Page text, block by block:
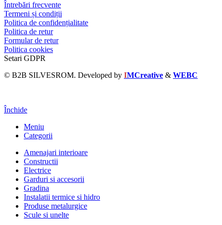
Întrebări frecvente
Termeni și condiții
Politica de confidențialitate
Politica de retur
Formular de retur
Politica cookies
Setari GDPR
© B2B SILVESROM. Developed by IMCreative & WEBC
Închide
Meniu
Categorii
Amenajari interioare
Constructii
Electrice
Garduri si accesorii
Gradina
Instalatii termice si hidro
Produse metalurgice
Scule si unelte